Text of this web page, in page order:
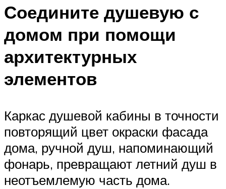
Соедините душевую с
домом при помощи
архитектурных
элементов
Каркас душевой кабины в точности
повторящий цвет окраски фасада
дома, ручной душ, напоминающий
фонарь, превращают летний душ в
неотъемлемую часть дома.